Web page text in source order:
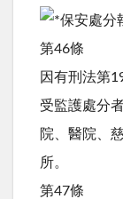
保安處分
第46條
因有刑法第
受監護處分
院、醫院、
所。
第47條